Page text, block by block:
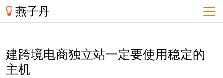
燕子丹
建跨境电商独立站一定要使用稳定的
主机